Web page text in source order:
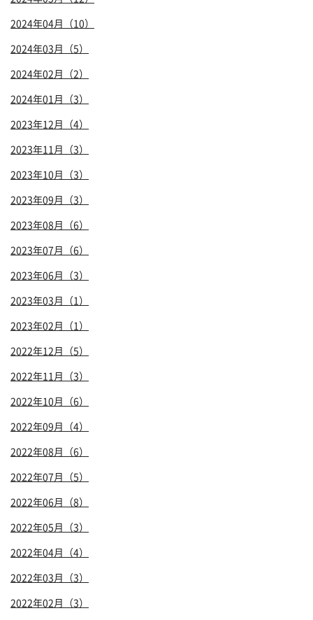
2024年04月（10）
2024年03月（5）
2024年02月（2）
2024年01月（3）
2023年12月（4）
2023年11月（3）
2023年10月（3）
2023年09月（3）
2023年08月（6）
2023年07月（6）
2023年06月（3）
2023年03月（1）
2023年02月（1）
2022年12月（5）
2022年11月（3）
2022年10月（6）
2022年09月（4）
2022年08月（6）
2022年07月（5）
2022年06月（8）
2022年05月（3）
2022年04月（4）
2022年03月（3）
2022年02月（3）